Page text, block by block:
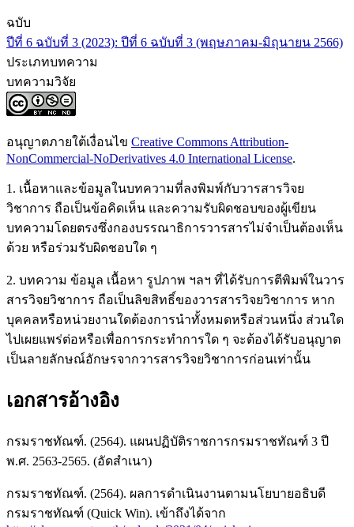
ฉบับ
ปีที่ 6 ฉบับที่ 3 (2023): ปีที่ 6 ฉบับที่ 3 (พฤษภาคม-มิถุนายน 2566)
ประเภทบทความ
บทความวิจัย
อนุญาตภายใต้เงื่อนไข Creative Commons Attribution-
NonCommercial-NoDerivatives 4.0 International License.
1. เนื้อหาและข้อมูลในบทความที่ลงพิมพ์กับวารสารวิจย
วิชาการ ถือเป็นข้อคิดเห็น และความรับผิดชอบของผู้เขียน
บทความโดยตรงซึ่งกองบรรณาธิการวารสารไม่จำเป็นต้องเห็น
ด้วย หรือร่วมรับผิดชอบใด ๆ
2. บทความ ข้อมูล เนื้อหา รูปภาพ ฯลฯ ที่ได้รับการตีพิมพ์ในวาร
สารวิจยวิชาการ ถือเป็นลิขสิทธิ์ของวารสารวิจยวิชาการ หาก
บุคคลหรือหน่วยงานใดต้องการนำทั้งหมดหรือส่วนหนึ่ง ส่วนใด
ไปเผยแพร่ต่อหรือเพื่อการกระทำการใด ๆ จะต้องได้รับอนุญาต
เป็นลายลักษณ์อักษรจากวารสารวิจยวิชาการก่อนเท่านั้น
เอกสารอ้างอิง
กรมราชทัณฑ์. (2564). แผนปฏิบัติราชการกรมราชทัณฑ์ 3 ปี
พ.ศ. 2563-2565. (อัดสำเนา)
กรมราชทัณฑ์. (2564). ผลการดำเนินงานตามนโยบายอธิบดี
กรมราชทัณฑ์ (Quick Win). เข้าถึงได้จาก